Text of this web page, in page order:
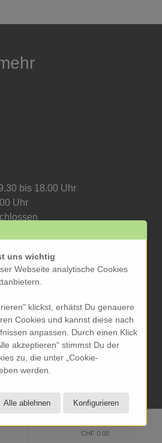
CHF 0.00
bis 18.00 Uhr
Uhr
uns wichtig
Webseite analytische Cookies
klickst, erhätst Du genauere
Cookies und kannst diese nach
anpassen. Durch einen Klick
akzeptieren“ stimmst Du der
zu, die unter „Cookie-
werden.